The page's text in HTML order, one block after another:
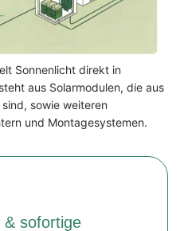
Sonnenlicht direkt in
aus Solarmodulen, die aus
sowie weiteren
und Montagesystemen.
& sofortige